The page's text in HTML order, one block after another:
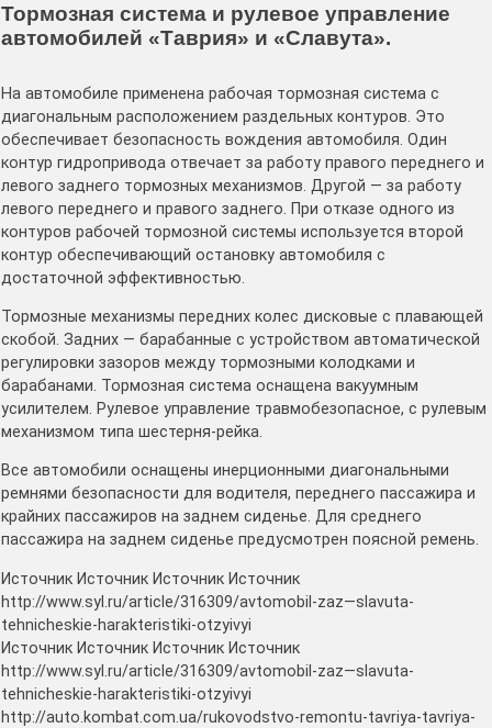
Тормозная система и рулевое управление
автомобилей «Таврия» и «Славута».
На автомобиле применена рабочая тормозная система с
диагональным расположением раздельных контуров. Это
обеспечивает безопасность вождения автомобиля. Один
контур гидропривода отвечает за работу правого переднего и
левого заднего тормозных механизмов. Другой — за работу
левого переднего и правого заднего. При отказе одного из
контуров рабочей тормозной системы используется второй
контур обеспечивающий остановку автомобиля с
достаточной эффективностью.
Тормозные механизмы передних колес дисковые с плавающей
скобой. Задних — барабанные с устройством автоматической
регулировки зазоров между тормозными колодками и
барабанами. Тормозная система оснащена вакуумным
усилителем. Рулевое управление травмобезопасное, с рулевым
механизмом типа шестерня-рейка.
Все автомобили оснащены инерционными диагональными
ремнями безопасности для водителя, переднего пассажира и
крайних пассажиров на заднем сиденье. Для среднего
пассажира на заднем сиденье предусмотрен поясной ремень.
Источник Источник Источник Источник
http://www.syl.ru/article/316309/avtomobil-zaz—slavuta-
tehnicheskie-harakteristiki-otzyivyi
Источник Источник Источник Источник
http://www.syl.ru/article/316309/avtomobil-zaz—slavuta-
tehnicheskie-harakteristiki-otzyivyi
http://auto.kombat.com.ua/rukovodstvo-remontu-tavriya-tavriya-